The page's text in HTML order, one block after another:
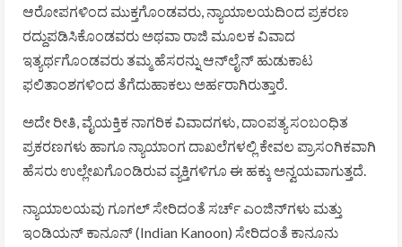
ಆರೋಪಗಳಿಂದ ಮುಕ್ತಗೊಂಡವರು, ನ್ಯಾಯಾಲಯದಿಂದ ಪ್ರಕರಣ
ರದ್ದುಪಡಿಸಿಕೊಂಡವರು ಅಥವಾ ರಾಜಿ ಮೂಲಕ ವಿವಾದ
ಇತ್ಯರ್ಥಗೊಂಡವರು ತಮ್ಮ ಹೆಸರನ್ನು ಆನ್‌ಲೈನ್ ಹುಡುಕಾಟ
ಫಲಿತಾಂಶಗಳಿಂದ ತೆಗೆದುಹಾಕಲು ಅರ್ಹರಾಗಿರುತ್ತಾರೆ.
ಅದೇ ರೀತಿ, ವೈಯಕ್ತಿಕ ನಾಗರಿಕ ವಿವಾದಗಳು, ದಾಂಪತ್ಯ ಸಂಬಂಧಿತ
ಪ್ರಕರಣಗಳು ಹಾಗೂ ನ್ಯಾಯಾಂಗ ದಾಖಲೆಗಳಲ್ಲಿ ಕೇವಲ ಪ್ರಾಸಂಗಿಕವಾಗಿ
ಹೆಸರು ಉಲ್ಲೇಖಗೊಂಡಿರುವ ವ್ಯಕ್ತಿಗಳಿಗೂ ಈ ಹಕ್ಕು ಅನ್ವಯವಾಗುತ್ತದೆ.
ನ್ಯಾಯಾಲಯವು ಗೂಗಲ್ ಸೇರಿದಂತೆ ಸರ್ಚ್ ಎಂಜಿನ್‌ಗಳು ಮತ್ತು
ಇಂಡಿಯನ್ ಕಾನೂನ್ (Indian Kanoon) ಸೇರಿದಂತೆ ಕಾನೂನು